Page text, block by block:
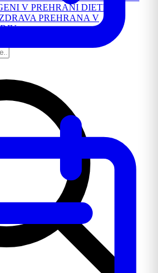
V PREHRANI DIETNA
ZDRAVA PREHRANA V